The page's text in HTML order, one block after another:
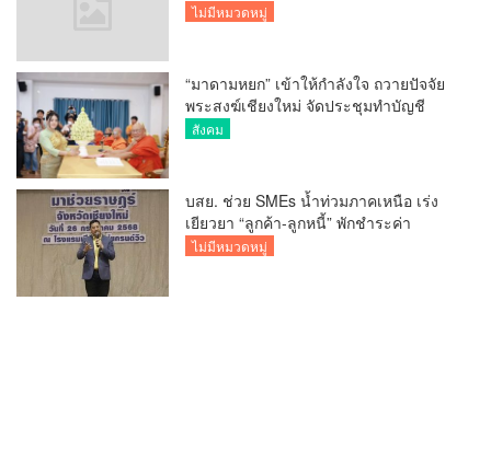
ไม่มีหมวดหมู่
“มาดามหยก” เข้าให้กำลังใจ ถวายปัจจัย
พระสงฆ์เชียงใหม่ จัดประชุมทำบัญชี
รายรับรายจ่ายของวัด กว่า 300 รูป ที่วัด
สังคม
บสย. ช่วย SMEs น้ำท่วมภาคเหนือ เร่ง
เยียวยา “ลูกค้า-ลูกหนี้” พักชำระค่า
ธรรมเนียม-ค่างวด
ไม่มีหมวดหมู่